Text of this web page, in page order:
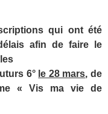
qui ont été
afin de faire le
6° le 28 mars, de
« Vis ma vie de